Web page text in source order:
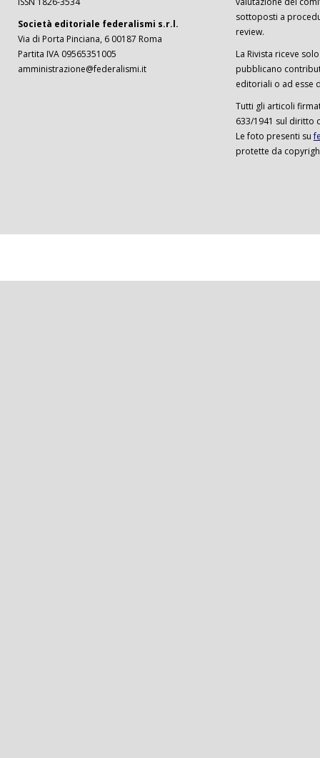
Società editoriale federalismi s.r.l.
Via di Porta Pinciana, 6 00187 Roma
Partita IVA 09565351005
amministrazione@federalismi.it
sottoposti a
review.
La Rivista riceve
pubblicano
editoriali o ad esse
Tutti gli articoli
633/1941 sul diritto
Le foto presenti su
protette da